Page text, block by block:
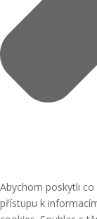
Abychom poskytli
přístupu k